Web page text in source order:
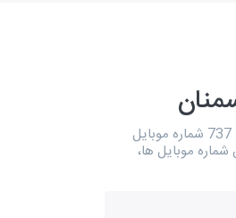
بانک مدیران شرکت های استان سمنان دارای تعداد 737 شماره موبایل
موبایل ها،